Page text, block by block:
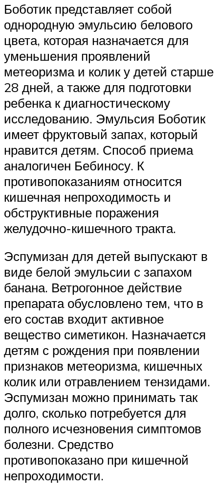
Боботик представляет собой
однородную эмульсию белового
цвета, которая назначается для
уменьшения проявлений
метеоризма и колик у детей старше
28 дней, а также для подготовки
ребенка к диагностическому
исследованию. Эмульсия Боботик
имеет фруктовый запах, который
нравится детям. Способ приема
аналогичен Бебиносу. К
противопоказаниям относится
кишечная непроходимость и
обструктивные поражения
желудочно-кишечного тракта.
Эспумизан для детей выпускают в
виде белой эмульсии с запахом
банана. Ветрогонное действие
препарата обусловлено тем, что в
его состав входит активное
вещество симетикон. Назначается
детям с рождения при появлении
признаков метеоризма, кишечных
колик или отравлением тензидами.
Эспумизан можно принимать так
долго, сколько потребуется для
полного исчезновения симптомов
болезни. Средство
противопоказано при кишечной
непроходимости.